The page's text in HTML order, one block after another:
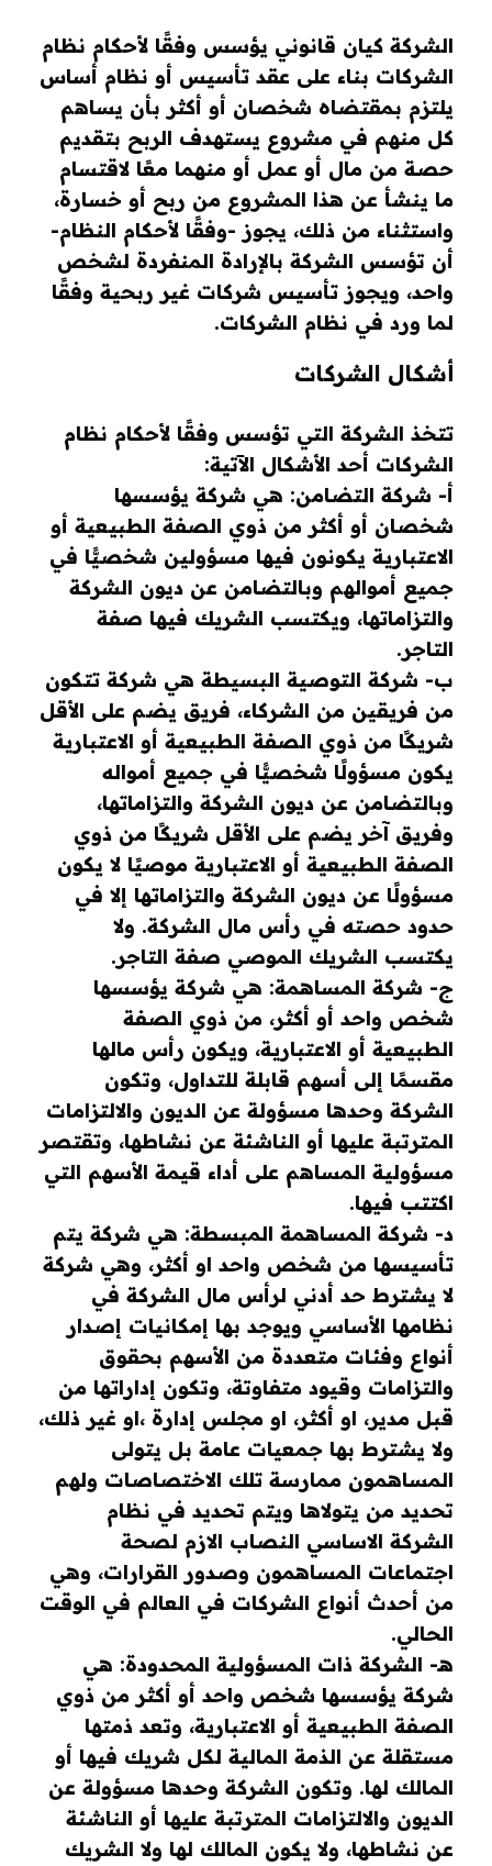
الشركة كيان قانوني يؤسس وفقًا لأحكام نظام
الشركات بناء على عقد تأسيس أو نظام أساس
يلتزم بمقتضاه شخصان أو أكثر بأن يساهم
كل منهم في مشروع يستهدف الربح بتقديم
حصة من مال أو عمل أو منهما معًا لاقتسام
ما ينشأ عن هذا المشروع من ربح أو خسارة،
واستثناء من ذلك، يجوز -وفقًا لأحكام النظام-
أن تؤسس الشركة بالإرادة المنفردة لشخص
واحد، ويجوز تأسيس شركات غير ربحية وفقًا
لما ورد في نظام الشركات.
أشكال الشركات
تتخذ الشركة التي تؤسس وفقًا لأحكام نظام
الشركات أحد الأشكال الآتية:
أ- شركة التضامن: هي شركة يؤسسها
شخصان أو أكثر من ذوي الصفة الطبيعية أو
الاعتبارية يكونون فيها مسؤولين شخصيًّا في
جميع أموالهم وبالتضامن عن ديون الشركة
والتزاماتها، ويكتسب الشريك فيها صفة
التاجر.
ب- شركة التوصية البسيطة هي شركة تتكون
من فريقين من الشركاء، فريق يضم على الأقل
شريكًا من ذوي الصفة الطبيعية أو الاعتبارية
يكون مسؤولًا شخصيًّا في جميع أمواله
وبالتضامن عن ديون الشركة والتزاماتها،
وفريق آخر يضم على الأقل شريكًا من ذوي
الصفة الطبيعية أو الاعتبارية موصيًا لا يكون
مسؤولًا عن ديون الشركة والتزاماتها إلا في
حدود حصته في رأس مال الشركة. ولا
يكتسب الشريك الموصي صفة التاجر.
ج- شركة المساهمة: هي شركة يؤسسها
شخص واحد أو أكثر، من ذوي الصفة
الطبيعية أو الاعتبارية، ويكون رأس مالها
مقسمًا إلى أسهم قابلة للتداول، وتكون
الشركة وحدها مسؤولة عن الديون والالتزامات
المترتبة عليها أو الناشئة عن نشاطها، وتقتصر
مسؤولية المساهم على أداء قيمة الأسهم التي
اكتتب فيها.
د- شركة المساهمة المبسطة: هي شركة يتم
تأسيسها من شخص واحد او أكثر، وهي شركة
لا يشترط حد أدني لرأس مال الشركة في
نظامها الأساسي ويوجد بها إمكانيات إصدار
أنواع وفئات متعددة من الأسهم بحقوق
والتزامات وقيود متفاوتة، وتكون إداراتها من
قبل مدير، او أكثر، او مجلس إدارة ،او غير ذلك،
ولا يشترط بها جمعيات عامة بل يتولى
المساهمون ممارسة تلك الاختصاصات ولهم
تحديد من يتولاها ويتم تحديد في نظام
الشركة الاساسي النصاب الازم لصحة
اجتماعات المساهمون وصدور القرارات، وهي
من أحدث أنواع الشركات في العالم في الوقت
الحالي.
هـ- الشركة ذات المسؤولية المحدودة: هي
شركة يؤسسها شخص واحد أو أكثر من ذوي
الصفة الطبيعية أو الاعتبارية، وتعد ذمتها
مستقلة عن الذمة المالية لكل شريك فيها أو
المالك لها. وتكون الشركة وحدها مسؤولة عن
الديون والالتزامات المترتبة عليها أو الناشئة
عن نشاطها، ولا يكون المالك لها ولا الشريك